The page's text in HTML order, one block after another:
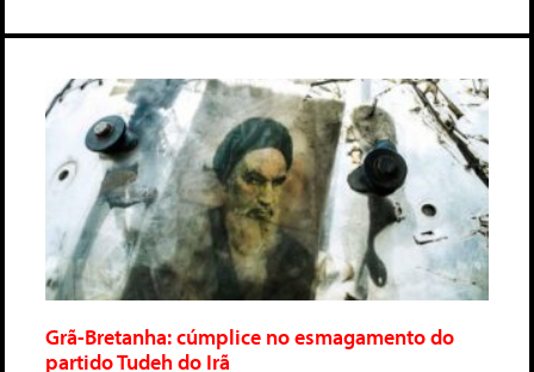
Grã-Bretanha: cúmplice no esmagamento do
partido Tudeh do Irã